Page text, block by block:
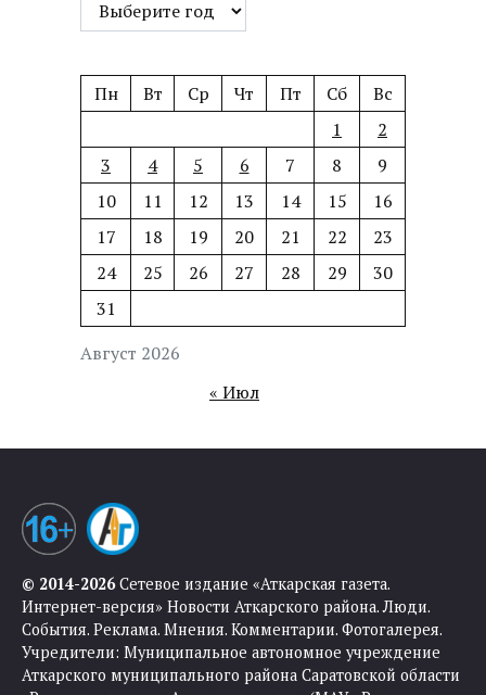
Август 2026
Пн Вт Ср Чт Пт Сб
Вс
1
2
3
4 5 6 7 8
9
10
11 12 13 14 15
16
17
18 19 20 21 22
23
24
25 26 27 28 29
30
31
« Июл
© 2014-2026Сетевое издание «Аткарская газета.
Интернет-версия» Новости Аткарского района. Люди.
События. Реклама. Мнения. Комментарии. Фотогалерея.
Учредители: Муниципальное автономное учреждение
Аткарского муниципального района Саратовской области